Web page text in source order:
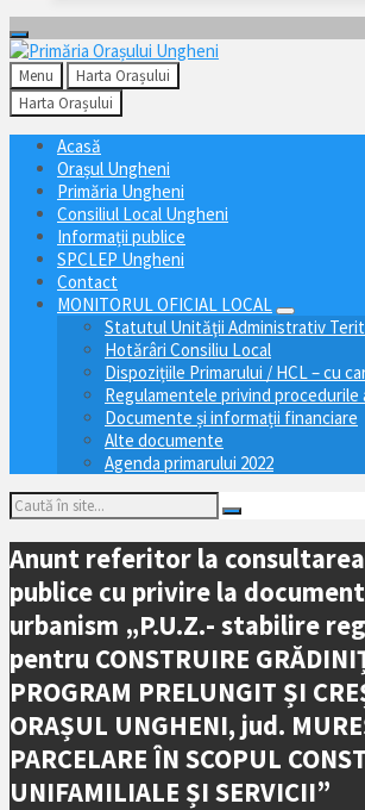
Menu
Harta Orașului
Harta Orașului
Acasă
Orașul Ungheni
Primăria Ungheni
Consiliul Local Ungheni
Informații publice
SPCLEP Ungheni
Contact
MONITORUL OFICIAL LOCAL
Statutul Unităţii Administrativ
Hotărâri Consiliu Local
Dispozițiile Primarului / HCL – cu
Regulamentele privind
Documente și informații financiare
Alte documente
Agenda primarului 2022
Anunt referitor la
publice cu privire la
urbanism „P.U.Z.- stabilire
pentru CONSTRUIRE
PROGRAM PRELUNGIT ȘI
ORAȘUL UNGHENI, jud.
PARCELARE ÎN SCOPUL
UNIFAMILIALE ȘI SERVICII”